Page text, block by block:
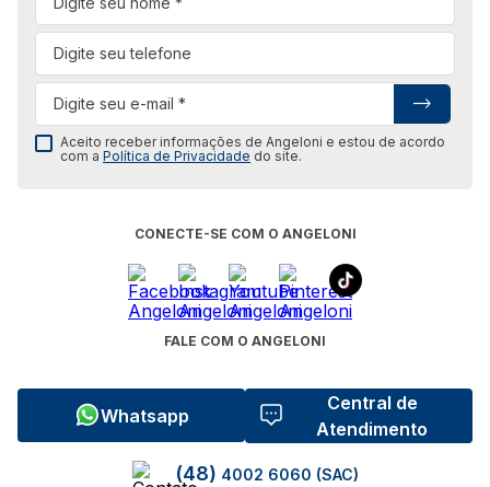
Aceito receber informações de Angeloni e estou de acordo
com aPolítica de Privacidade do site.
CONECTE-SE COM O ANGELONI
FALE COM O ANGELONI
Whatsapp
Central de
Atendimento
(48) 4002 6060 (SAC)